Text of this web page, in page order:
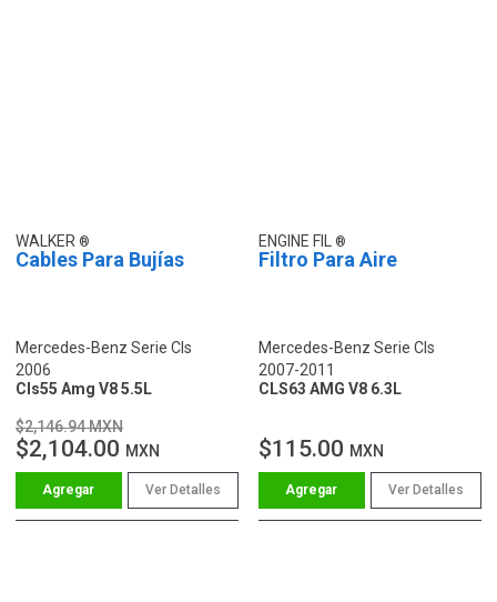
WALKER
Cables Para Bujías
Mercedes-Benz Serie Cls
2006
Cls55 Amg V8 5.5L
$2,146.94 MXN
$2,104.00 MXN
Ver Detalles
ENGINE FIL
Filtro Para Aire
Mercedes-Benz Serie Cls
2007-2011
CLS63 AMG V8 6.3L
$115.00 MXN
Ver Detalles